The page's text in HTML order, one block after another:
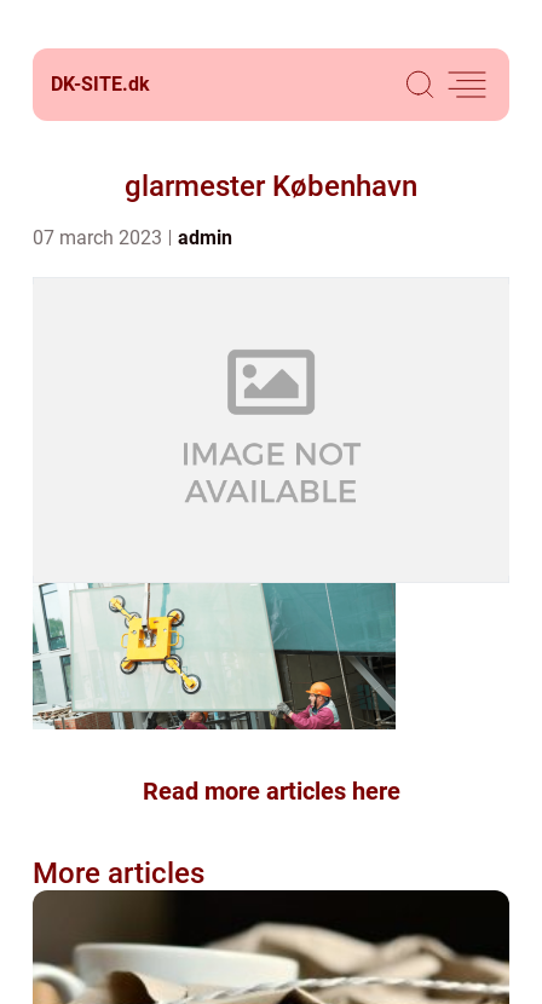
DK-SITE.dk
glarmester København
07 march 2023 admin
Read more articles here
More articles